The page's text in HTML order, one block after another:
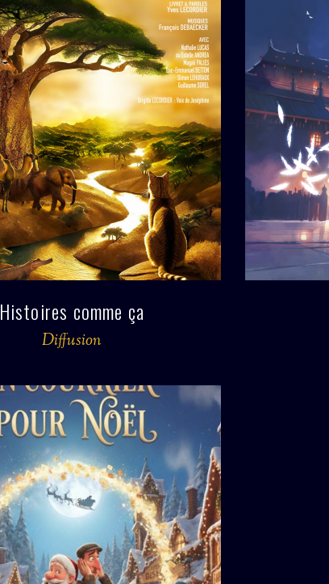
Histoires comme ça
Diffusion